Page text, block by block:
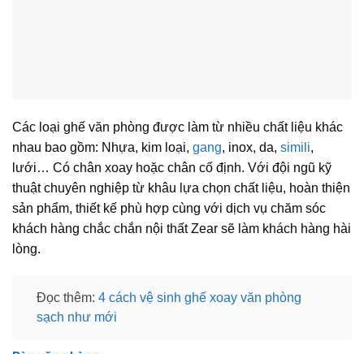
Các loại ghế văn phòng được làm từ nhiều chất liệu khác
nhau bao gồm: Nhựa, kim loại, gang, inox, da, simili,
lưới… Có chân xoay hoặc chân cố định. Với đội ngũ kỹ
thuật chuyên nghiệp từ khâu lựa chọn chất liệu, hoàn thiện
sản phẩm, thiết kế phù hợp cùng với dịch vụ chăm sóc
khách hàng chắc chắn nội thất Zear sẽ làm khách hàng hài
lòng.
Đọc thêm: 4 cách vệ sinh ghế xoay văn phòng
sạch như mới